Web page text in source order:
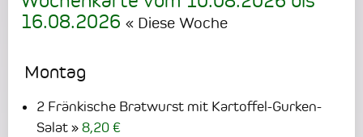
16.08.2026 « Diese Woche
Montag
2 Fränkische Bratwurst mit Kartoffel-Gurken-
Salat
8,20 €